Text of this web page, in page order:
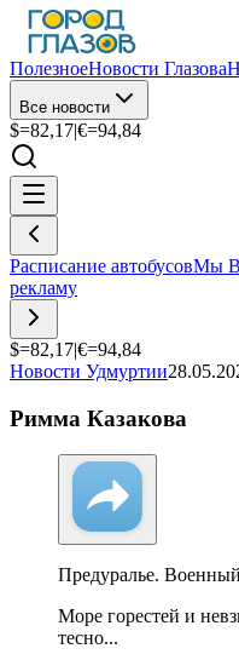
ПолезноеНовости Глазова
Все новости
$=82,17|€=94,84
Расписание автобусовМы
рекламу
$=82,17|€=94,84
Новости Удмуртии
Римма Казакова
Предуралье.
Море горестей и
тесно...